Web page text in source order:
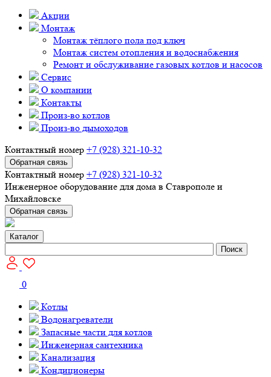
Акции
Монтаж
Монтаж тёплого пола под ключ
Монтаж систем отопления и водоснабжения
Ремонт и обслуживание газовых котлов и насосов
Сервис
О компании
Контакты
Произ-во котлов
Произ-во дымоходов
Контактный номер +7 (928) 321-10-32
Обратная связь
Контактный номер +7 (928) 321-10-32
Инженерное оборудование для дома в Ставрополе и
Михайловске
Обратная связь
Каталог
Поиск
0
Котлы
Водонагреватели
Запасные части для котлов
Инженерная сантехника
Канализация
Кондиционеры